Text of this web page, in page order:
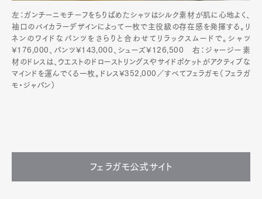
左：ガンチーニモチーフをちりばめたシャツはシルク素材が肌に心地よく、
袖口のバイカラーデザインによって一枚で主役級の存在感を発揮する。リ
ネンのワイドなパンツをさらりと合わせてリラックスムードで。シャツ
¥176,000、パンツ¥143,000、シューズ¥126,500 右：ジャージー素
材のドレスは、ウエストのドローストリングスやサイドポケットがアクティブな
マインドを運んでくる一枚。ドレス¥352,000／すべてフェラガモ（フェラガ
モ・ジャパン）
フェラガモ公式サイト